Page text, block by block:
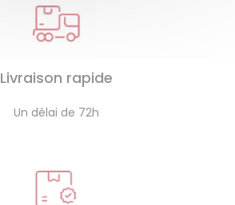
Livraison rapide
Un délai de 72h